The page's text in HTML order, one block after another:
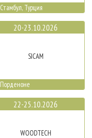
Стамбул, Турция
20-23.10.2026
SICAM
Порденоне
22-25.10.2026
WOODTECH